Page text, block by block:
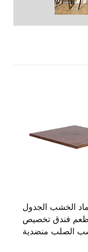
الخشب الجدول
فندق تخصيص
الصلب منضدية